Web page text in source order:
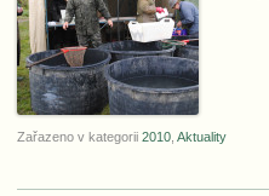
Zařazeno v kategorii 2010 Aktuality